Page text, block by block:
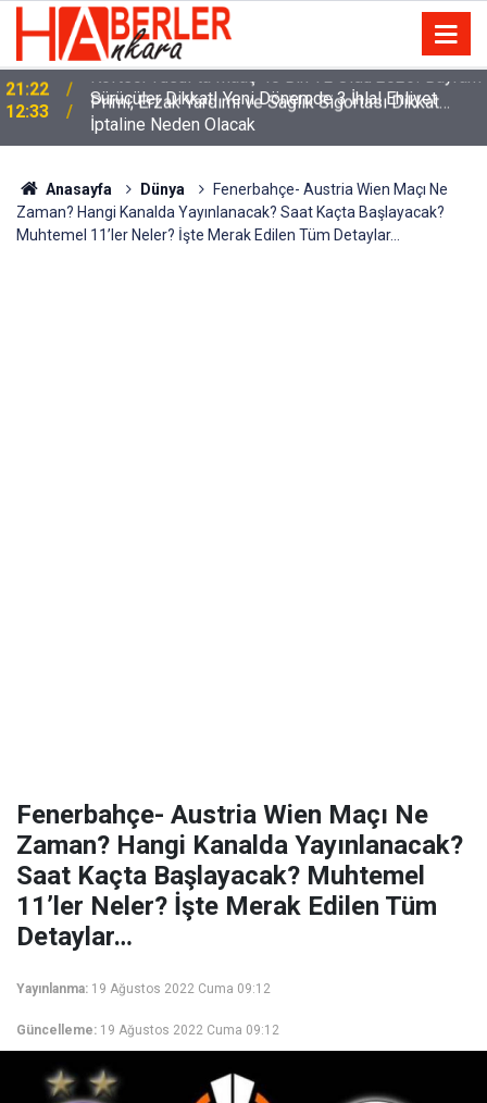
12:33
Sürücüler Dikkat! Yeni Dönemde 3 İhlal Ehliyet
İptaline Neden Olacak
Anasayfa Dünya
Fenerbahçe- Austria Wien Maçı Ne
Zaman? Hangi Kanalda Yayınlanacak? Saat Kaçta Başlayacak?
Muhtemel 11’ler Neler? İşte Merak Edilen Tüm Detaylar…
Fenerbahçe- Austria Wien Maçı Ne
Zaman? Hangi Kanalda Yayınlanacak?
Saat Kaçta Başlayacak? Muhtemel
11’ler Neler? İşte Merak Edilen Tüm
Detaylar…
Yayınlanma: 19 Ağustos 2022 Cuma 09:12
Güncelleme: 19 Ağustos 2022 Cuma 09:12